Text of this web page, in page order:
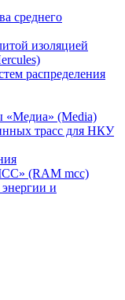
среднего
изоляцией
распределения
«Медиа» (Media)
трасс для НКУ
(RAM mcc)
и